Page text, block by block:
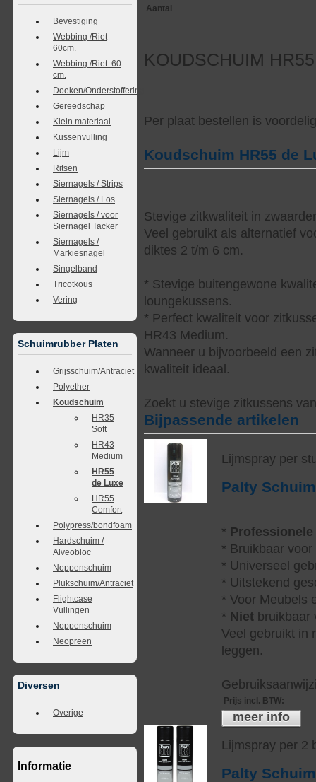
Bevestiging
Webbing /Riet
60cm.
Webbing /Riet. 60
cm.
Doeken/Onderstoffering
Gereedschap
Klein materiaal
Kussenvulling
Lijm
Ritsen
Siernagels / Strips
Siernagels / Los
Siernagels / voor
Siernagel Tacker
Siernagels /
Markiesnagel
Singelband
Tricotkous
Vering
Schuimrubber Platen
Grijsschuim/Antraciet
Polyether
Koudschuim
HR35
Soft
HR43
Medium
HR55
de Luxe
HR55
Comfort
Polypress/bondfoam
Hardschuim /
Alveobloc
Noppenschuim
Plukschuim/Antraciet
Flightcase
Vullingen
Noppenschuim
Neopreen
Diversen
Overige
Informatie
Aantal
KOUDSCHUIM
Per plaat bestellen is
Koudschuim HR55 de
Stevige zitkwaliteit in
Veel gebruikt als alternatief
diktes 2 t/m 6 cm.
* Stevige buitengewone
loungekussens.
* Perfect kwaliteit voor
HR43 Medium.
Wanneer u bijvoorbeeld een
kwaliteit ideaal.
Zoekt u stevige zitkussens
Bijpassende artikelen
Lijmspray per
Palty
* Professionele
* Bruikbaar
* Universeel
* Uitstekend
* Voor Meubels
* Niet bruikbaar
Veel gebruikt in
leggen.
Prijs incl. BTW:
meer info
Lijmspray per 2
Palty